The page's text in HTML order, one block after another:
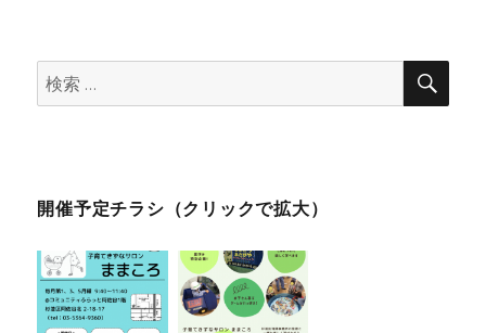
ジ
検
索:
検
開催予定チラシ（クリックで拡大）